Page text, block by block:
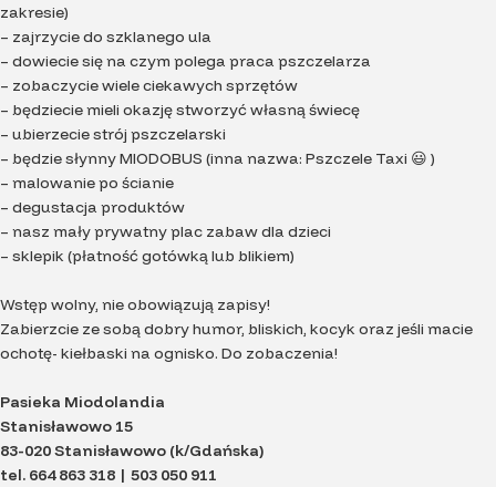
zakresie)
– zajrzycie do szklanego ula
– dowiecie się na czym polega praca pszczelarza
– zobaczycie wiele ciekawych sprzętów
– będziecie mieli okazję stworzyć własną świecę
– ubierzecie strój pszczelarski
– będzie słynny MIODOBUS (inna nazwa: Pszczele Taxi 😃 )
– malowanie po ścianie
– degustacja produktów
– nasz mały prywatny plac zabaw dla dzieci
– sklepik (płatność gotówką lub blikiem)
Wstęp wolny, nie obowiązują zapisy!
Zabierzcie ze sobą dobry humor, bliskich, kocyk oraz jeśli macie
ochotę- kiełbaski na ognisko. Do zobaczenia!
Pasieka Miodolandia
Stanisławowo 15
83-020 Stanisławowo (k/Gdańska)
tel. 664 863 318 | 503 050 911